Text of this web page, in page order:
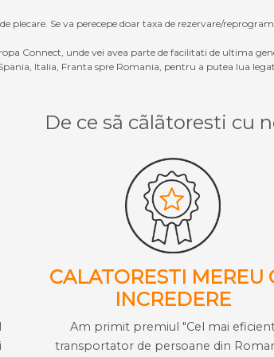
Se va perecepe doar taxa de rezervare/
Connect, unde vei avea parte de facilitati de ultima
Italia, Franta spre Romania, pentru a putea lua
De ce sã cãlãtoresti cu
CALATORESTI MEREU
INCREDERE
Am primit premiul "Cel mai
transportator de persoane din